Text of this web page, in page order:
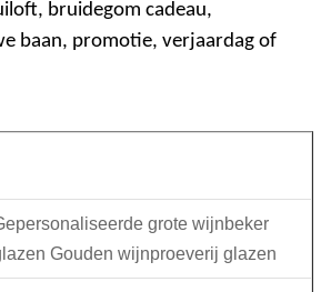
bruidegom cadeau,
baan, promotie, verjaardag of
grote wijnbeker
Gouden wijnproeverij glazen